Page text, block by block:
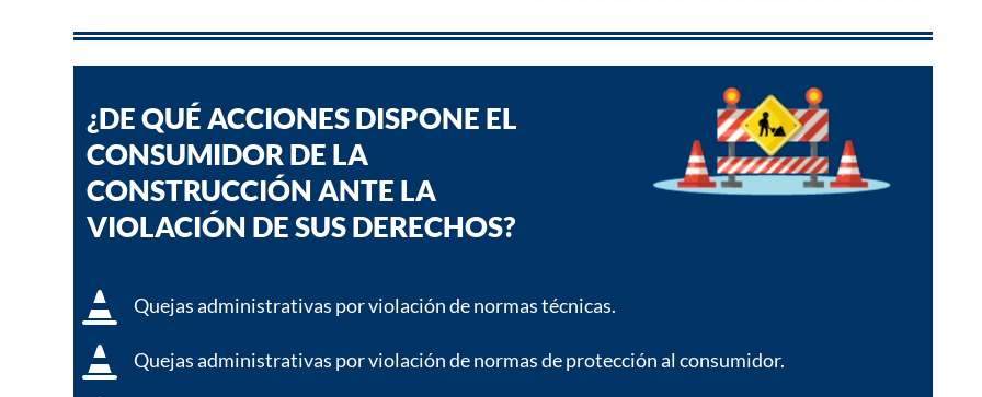
¿DE QUÉ ACCIONES DISPONE EL
CONSUMIDOR DE LA
CONSTRUCCIÓN ANTE LA
VIOLACIÓN DE SUS DERECHOS?
 Quejas administrativas por violación de normas técnicas.
 Quejas administrativas por violación de normas de protección al consumidor.